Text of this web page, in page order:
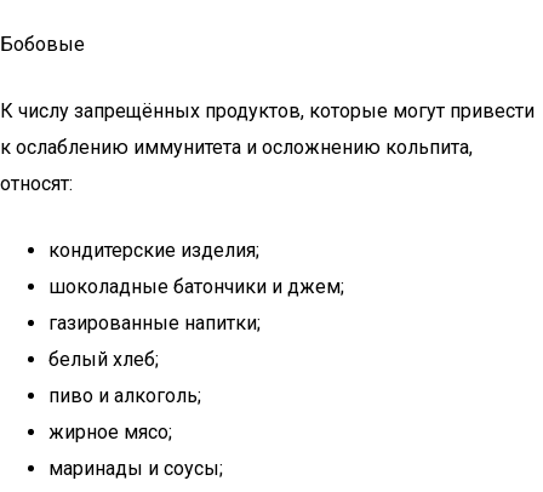
Бобовые
К числу запрещённых продуктов, которые могут привести
к ослаблению иммунитета и осложнению кольпита,
относят:
кондитерские изделия;
шоколадные батончики и джем;
газированные напитки;
белый хлеб;
пиво и алкоголь;
жирное мясо;
маринады и соусы;